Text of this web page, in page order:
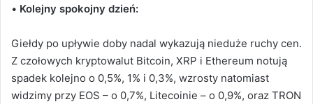
• Kolejny spokojny dzień:
Giełdy po upływie doby nadal wykazują nieduże ruchy cen.
Z czołowych kryptowalut Bitcoin, XRP i Ethereum notują
spadek kolejno o 0,5%, 1% i 0,3%, wzrosty natomiast
widzimy przy EOS – o 0,7%, Litecoinie – o 0,9%, oraz TRON